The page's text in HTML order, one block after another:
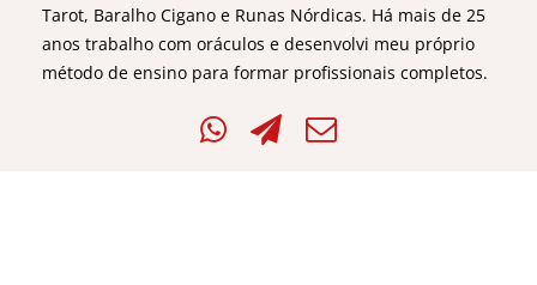
Tarot, Baralho Cigano e Runas Nórdicas. Há mais de 25
anos trabalho com oráculos e desenvolvi meu próprio
método de ensino para formar profissionais completos.